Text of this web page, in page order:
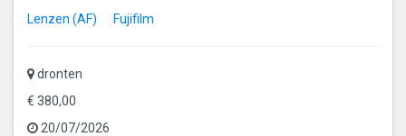
Lenzen (AF)
Fujifilm
dronten
€ 380,00
20/07/2026